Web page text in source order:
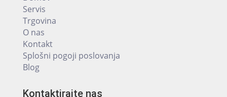
Servis
Trgovina
O nas
Kontakt
Splošni pogoji poslovanja
Blog
Kontaktirajte nas